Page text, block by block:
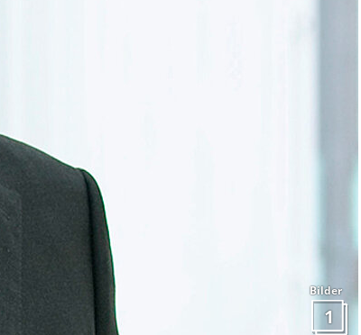
Bilder
1